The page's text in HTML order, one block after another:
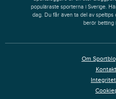
populäraste sporterna i Sverige.
dag. Du får även ta del av
berör betting
Om